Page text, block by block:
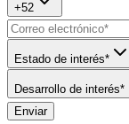
+52
Estado de interés*
Desarrollo de interés*
Enviar